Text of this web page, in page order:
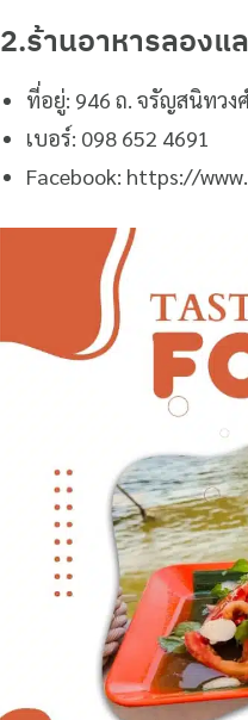
2.ร้านอาหารลองแล
ที่อยู่: 946 ถ. จรัญสนิทวง
เบอร์: 098 652 4691
Facebook: https://